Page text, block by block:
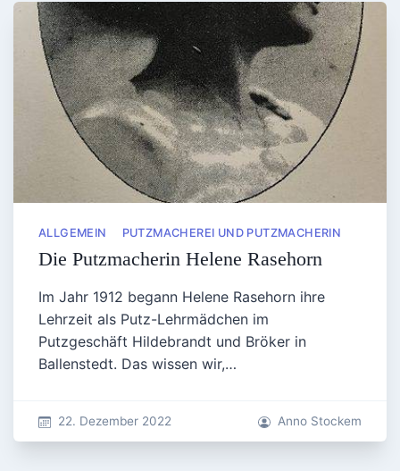
ALLGEMEIN PUTZMACHEREI UND PUTZMACHERIN
Die Putzmacherin Helene Rasehorn
Im Jahr 1912 begann Helene Rasehorn ihre
Lehrzeit als Putz-Lehrmädchen im
Putzgeschäft Hildebrandt und Bröker in
Ballenstedt. Das wissen wir,…
22. Dezember 2022 Anno Stockem